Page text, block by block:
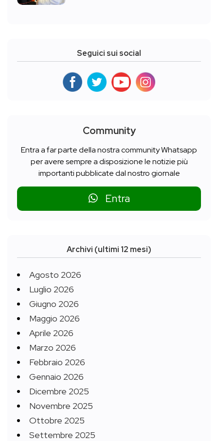
Seguici sui social
Community
Entra a far parte della nostra community Whatsapp
per avere sempre a disposizione le notizie più
importanti pubblicate dal nostro giornale
Entra
Archivi (ultimi 12 mesi)
Agosto 2026
Luglio 2026
Giugno 2026
Maggio 2026
Aprile 2026
Marzo 2026
Febbraio 2026
Gennaio 2026
Dicembre 2025
Novembre 2025
Ottobre 2025
Settembre 2025